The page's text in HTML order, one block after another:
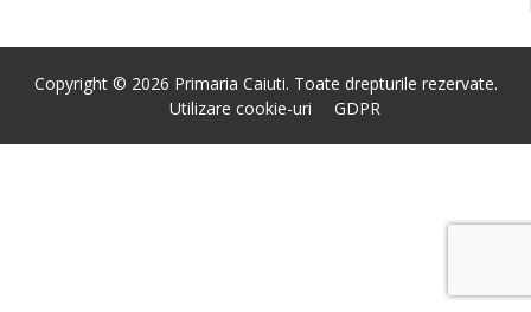
Copyright © 2026 Primaria Caiuti. Toate drepturile rezervate.
Utilizare cookie-uri
GDPR